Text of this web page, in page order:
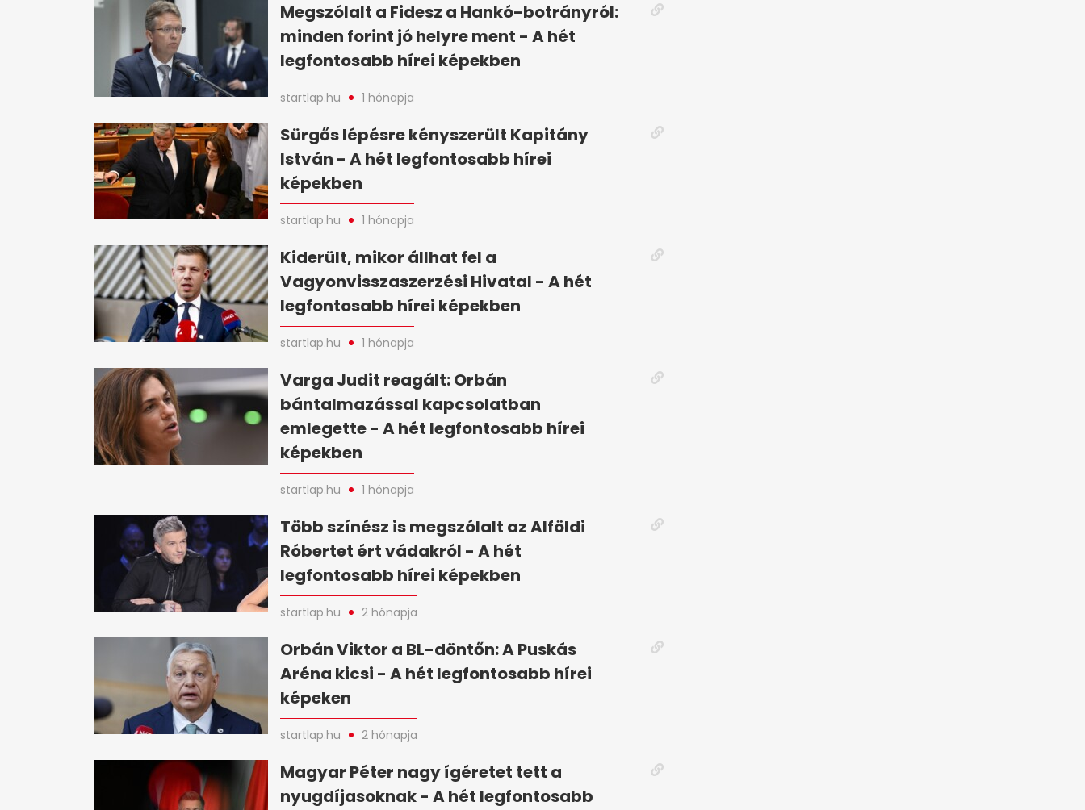
Megszólalt a Fidesz a Hankó-botrányról:
minden forint jó helyre ment - A hét
legfontosabb hírei képekben
startlap.hu 1 hónapja
Sürgős lépésre kényszerült Kapitány
István - A hét legfontosabb hírei
képekben
startlap.hu 1 hónapja
Kiderült, mikor állhat fel a
Vagyonvisszaszerzési Hivatal - A hét
legfontosabb hírei képekben
startlap.hu 1 hónapja
Varga Judit reagált: Orbán
bántalmazással kapcsolatban
emlegette - A hét legfontosabb hírei
képekben
startlap.hu 1 hónapja
Több színész is megszólalt az Alföldi
Róbertet ért vádakról - A hét
legfontosabb hírei képekben
startlap.hu 2 hónapja
Orbán Viktor a BL-döntőn: A Puskás
Aréna kicsi - A hét legfontosabb hírei
képeken
startlap.hu 2 hónapja
Magyar Péter nagy ígéretet tett a
nyugdíjasoknak - A hét legfontosabb